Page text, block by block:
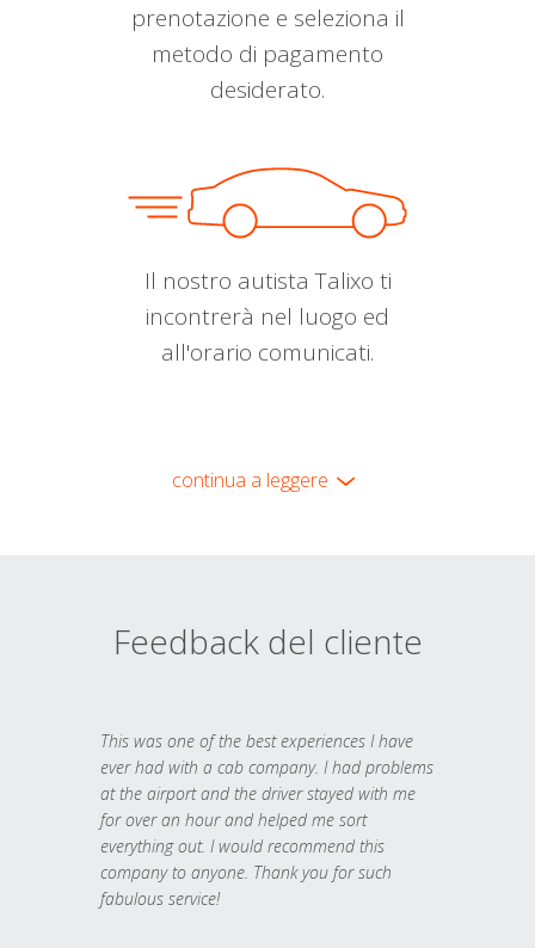
prenotazione e seleziona il
metodo di pagamento
desiderato.
Il nostro autista Talixo ti
incontrerà nel luogo ed
all'orario comunicati.
continua a leggere
Feedback del cliente
This was one of the best experiences I have
ever had with a cab company. I had problems
at the airport and the driver stayed with me
for over an hour and helped me sort
everything out. I would recommend this
company to anyone. Thank you for such
fabulous service!